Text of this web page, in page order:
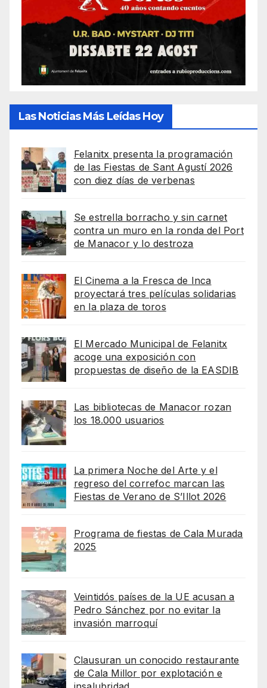
Las Noticias Más Leídas Hoy
Felanitx presenta la programación
de las Fiestas de Sant Agustí 2026
con diez días de verbenas
Se estrella borracho y sin carnet
contra un muro en la ronda del Port
de Manacor y lo destroza
El Cinema a la Fresca de Inca
proyectará tres películas solidarias
en la plaza de toros
El Mercado Municipal de Felanitx
acoge una exposición con
propuestas de diseño de la EASDIB
Las bibliotecas de Manacor rozan
los 18.000 usuarios
La primera Noche del Arte y el
regreso del correfoc marcan las
Fiestas de Verano de S’Illot 2026
Programa de fiestas de Cala Murada
2025
Veintidós países de la UE acusan a
Pedro Sánchez por no evitar la
invasión marroquí
Clausuran un conocido restaurante
de Cala Millor por explotación e